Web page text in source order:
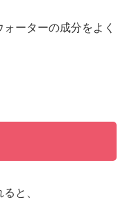
ーターの成分をよく
と、